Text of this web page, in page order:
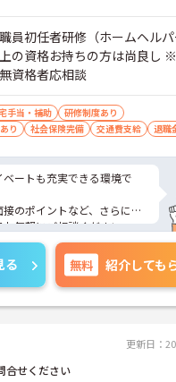
員初任者研修（ホームヘル
の資格お持ちの方は尚良し
資格者応相談
手当・補助
研修制度あり
り
社会保険完備 交通費支給 退職
ートも充実できる環境で
のポイントなど、さらに詳
気軽にご相談ください。
る 無料 紹介しても
更新日：
せください